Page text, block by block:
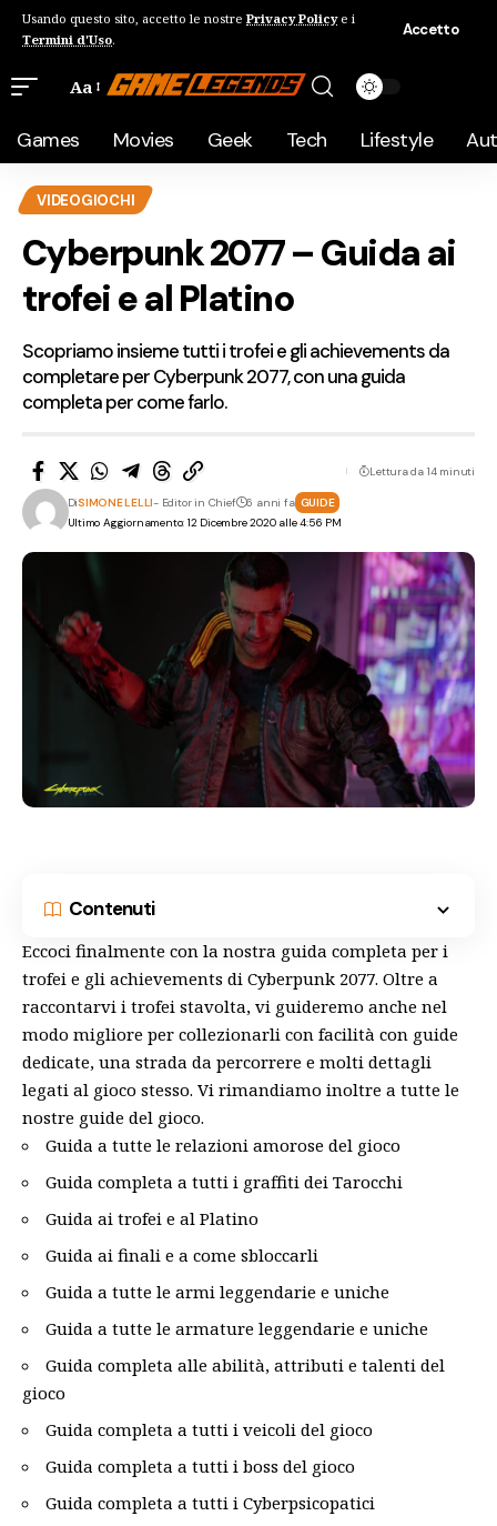
Usando questo sito, accetto le nostre Privacy Policye i
Termini d'Uso.
Accetto
Aa
Games Movies Geek Tech Lifestyle
VIDEOGIOCHI
Cyberpunk 2077 – Guida ai
trofei e al Platino
Scopriamo insieme tutti i trofei e gli achievements da
completare per Cyberpunk 2077, con una guida
completa per come farlo.
Ultimo Aggiornamento: 12 Dicembre 2020 alle 4:56 PM
DiSIMONE LELLI- Editor in Chief 6 anni fa GUIDE
Lettura da 14 minuti
Contenuti
Eccoci finalmente con la nostra guida completa per i
trofei e gli achievements di Cyberpunk 2077. Oltre a
raccontarvi i trofei stavolta, vi guideremo anche nel
modo migliore per collezionarli con facilità con guide
dedicate, una strada da percorrere e molti dettagli
legati al gioco stesso. Vi rimandiamo inoltre a tutte le
nostre guide del gioco.
Guida a tutte le relazioni amorose del gioco
Guida completa a tutti i graffiti dei Tarocchi
Guida ai trofei e al Platino
Guida ai finali e a come sbloccarli
Guida a tutte le armi leggendarie e uniche
Guida a tutte le armature leggendarie e uniche
Guida completa alle abilità, attributi e talenti del
gioco
Guida completa a tutti i veicoli del gioco
Guida completa a tutti i boss del gioco
Guida completa a tutti i Cyberpsicopatici